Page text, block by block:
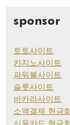
sponsor
토토사이트
카지노사이트
파워볼사이트
슬롯사이트
바카라사이트
소액결제 현금